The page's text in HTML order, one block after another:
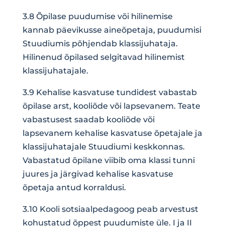
3.8 Õpilase puudumise või hilinemise
kannab päevikusse aineõpetaja, puudumisi
Stuudiumis põhjendab klassijuhataja.
Hilinenud õpilased selgitavad hilinemist
klassijuhatajale.
3.9 Kehalise kasvatuse tundidest vabastab
õpilase arst, kooliõde või lapsevanem. Teate
vabastusest saadab kooliõde või
lapsevanem kehalise kasvatuse õpetajale ja
klassijuhatajale Stuudiumi keskkonnas.
Vabastatud õpilane viibib oma klassi tunni
juures ja järgivad kehalise kasvatuse
õpetaja antud korraldusi.
3.10 Kooli sotsiaalpedagoog peab arvestust
kohustatud õppest puudumiste üle. I ja II